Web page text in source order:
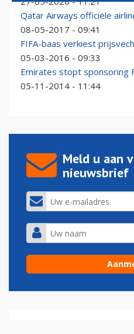
Qatar Airways officiële
08-05-2017 - 09:41
FIFA-baas verkiest
05-03-2016 - 09:33
Emirates stopt sponsoring
05-11-2014 - 11:44
Meld u aan
nieuwsbrief